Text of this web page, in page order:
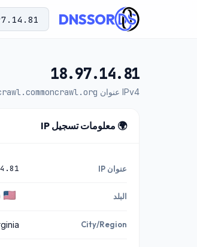
DNSSOR
18.97.14.81
IPv4 عنوان IP —
🌍 معلومات تسجيل IP
عنوان IP
البلد
City/Region